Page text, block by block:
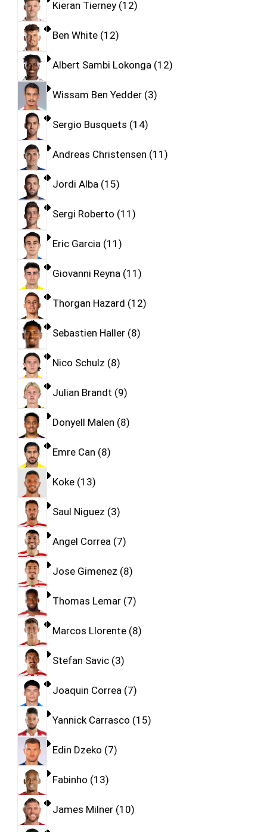
Kieran Tierney 12
Ben White 12
Albert Sambi Lokonga 12
Wissam Ben Yedder 3
Sergio Busquets 14
Andreas Christensen 11
Jordi Alba 15
Sergi Roberto 11
Eric Garcia 11
Giovanni Reyna 11
Thorgan Hazard 12
Sebastien Haller 8
Nico Schulz 8
Julian Brandt 9
Donyell Malen 8
Emre Can 8
Koke 13
Saul Niguez 3
Angel Correa 7
Jose Gimenez 8
Thomas Lemar 7
Marcos Llorente 8
Stefan Savic 3
Joaquin Correa 7
Yannick Carrasco 15
Edin Dzeko 7
Fabinho 13
James Milner 10